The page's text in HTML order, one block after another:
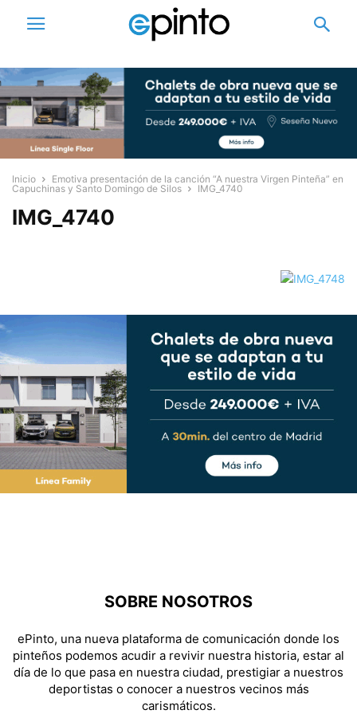
Inicio
Emotiva presentación de la canción “A nuestra Virgen Pinteña” en
Capuchinas y Santo Domingo de Silos
IMG_4740
IMG_4740
SOBRE NOSOTROS
ePinto, una nueva plataforma de comunicación donde los
pinteños podemos acudir a revivir nuestra historia, estar al
día de lo que pasa en nuestra ciudad, prestigiar a nuestros
deportistas o conocer a nuestros vecinos más
carismáticos.